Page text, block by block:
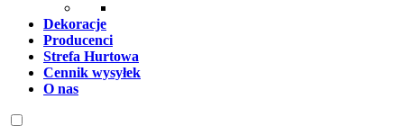
Dekoracje
Producenci
Strefa Hurtowa
Cennik wysyłek
O nas